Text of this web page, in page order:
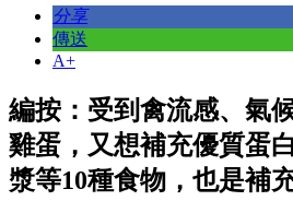
分享
傳送
A+
編按：受到禽流感、氣
雞蛋，又想補充優質蛋
漿等10種食物，也是補